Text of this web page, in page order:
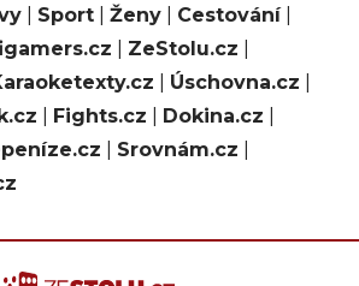
Sport Ženy Cestování|
ZeStolu.cz
Úschovna.cz
Fights.cz Dokina.cz
Srovnám.cz